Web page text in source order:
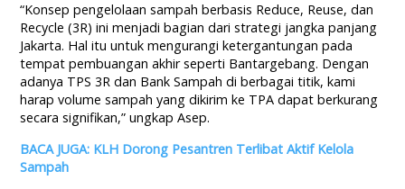
“Konsep pengelolaan sampah berbasis Reduce, Reuse, dan
Recycle (3R) ini menjadi bagian dari strategi jangka panjang
Jakarta. Hal itu untuk mengurangi ketergantungan pada
tempat pembuangan akhir seperti Bantargebang. Dengan
adanya TPS 3R dan Bank Sampah di berbagai titik, kami
harap volume sampah yang dikirim ke TPA dapat berkurang
secara signifikan,” ungkap Asep.
BACA JUGA: KLH Dorong Pesantren Terlibat Aktif Kelola
Sampah